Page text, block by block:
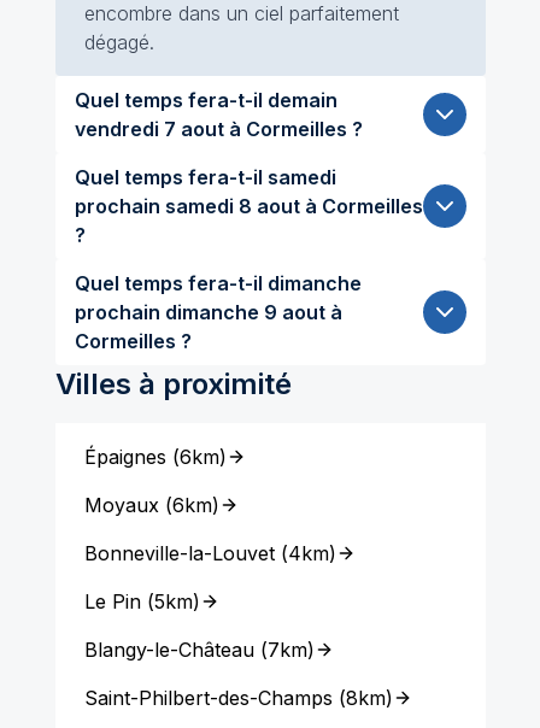
encombre dans un ciel parfaitement
dégagé.
Quel temps fera-t-il demain
vendredi 7 aout à Cormeilles ?
Quel temps fera-t-il samedi
prochain samedi 8 aout à Cormeilles
?
Quel temps fera-t-il dimanche
prochain dimanche 9 aout à
Cormeilles ?
Villes à proximité
Épaignes (6km)
Moyaux(6km)
Bonneville-la-Louvet(4km)
Le Pin(5km)
Blangy-le-Château(7km)
Saint-Philbert-des-Champs (8km)